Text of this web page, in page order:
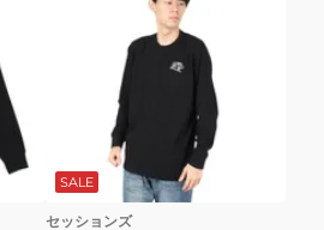
SALE
セッションズ